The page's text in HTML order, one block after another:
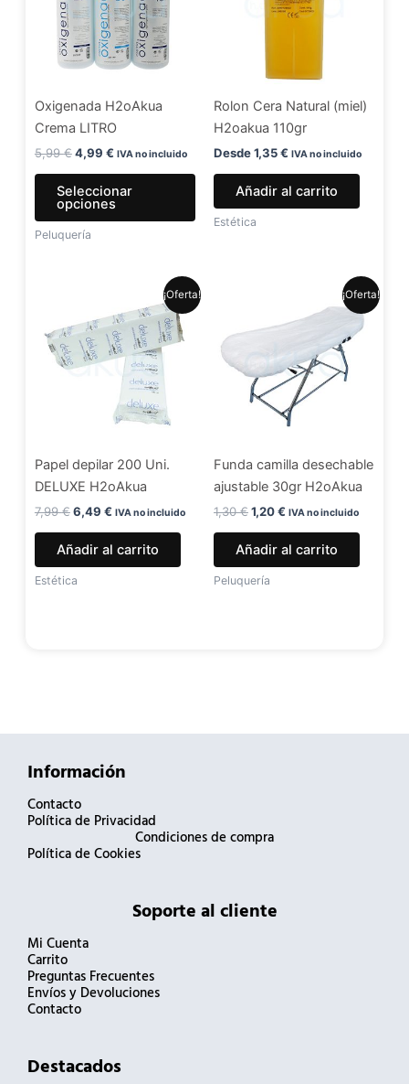
Oxigenada H2oAkua
Crema LITRO
5,99€4,99 € IVA no incluido
Seleccionar
opciones
pueden
elegir
la
página
de
Peluquería
Rolon Cera Natural (miel)
H2oakua 110gr
Desde1,35€ IVA no incluido
Añadir al carrito
Estética
¡Oferta!
Papel depilar 200 Uni.
DELUXE H2oAkua
7,99€
original
era:
7,99 €.
6,49 €
actual
es:
6,49 €.
IVA no incluido
Añadir al carrito
Estética
¡Oferta!
Funda camilla desechable
ajustable 30gr H2oAkua
1,30€
original
era:
1,20€
actual
1,20 €.
IVA no incluido
Añadir al carrito
Peluquería
Información
Contacto
Política de Privacidad
Condiciones de compra
Política de Cookies
Soporte al cliente
Mi Cuenta
Carrito
Preguntas Frecuentes
Envíos y Devoluciones
Contacto
Destacados